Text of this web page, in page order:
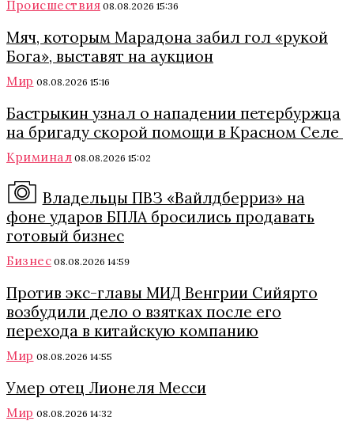
Происшествия 08.08.2026 15:36
Мяч, которым Марадона забил гол «рукой
Бога», выставят на аукцион
Мир 08.08.2026 15:16
Бастрыкин узнал о нападении петербуржца
на бригаду скорой помощи в Красном Селе
Криминал 08.08.2026 15:02
Владельцы ПВЗ «Вайлдберриз» на
фоне ударов БПЛА бросились продавать
готовый бизнес
Бизнес 08.08.2026 14:59
Против экс-главы МИД Венгрии Сийярто
возбудили дело о взятках после его
перехода в китайскую компанию
Мир 08.08.2026 14:55
Умер отец Лионеля Месси
Мир 08.08.2026 14:32